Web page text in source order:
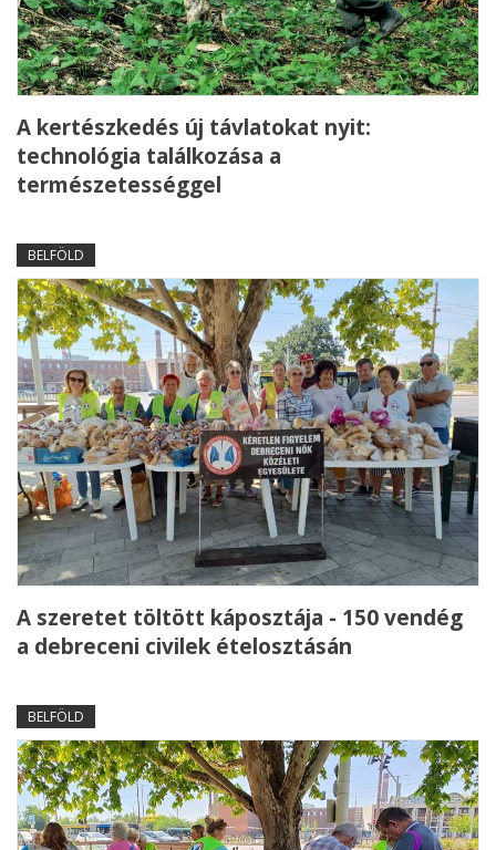
A kertészkedés új távlatokat nyit:
technológia találkozása a
természetességgel
BELFÖLD
A szeretet töltött káposztája - 150 vendég
a debreceni civilek ételosztásán
BELFÖLD